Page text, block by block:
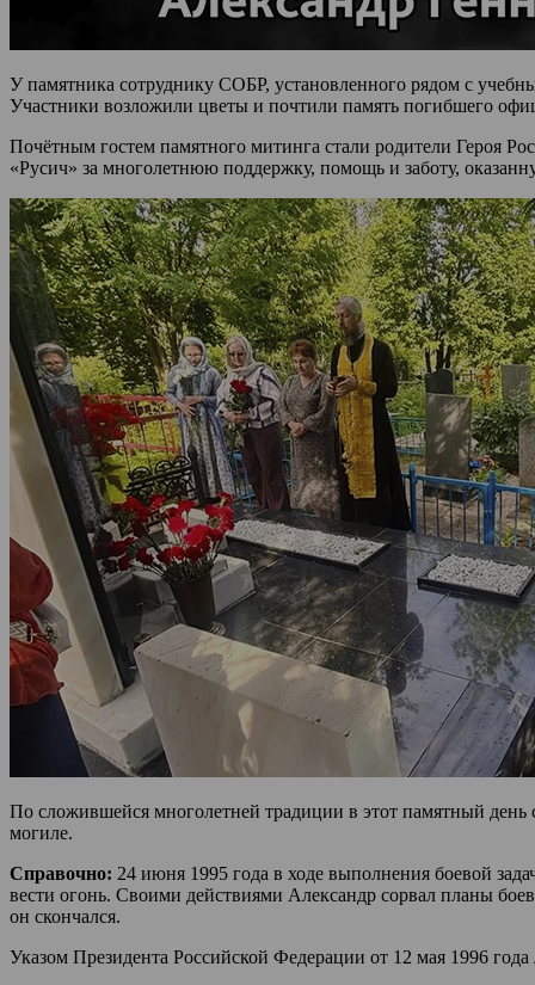
У памятника сотруднику СОБР, установленного рядом с
Участники возложили цветы и почтили память погибшего
Почётным гостем памятного митинга стали родители Героя
«Русич» за многолетнюю поддержку, помощь и заботу,
По сложившейся многолетней традиции в этот памятный
могиле.
Справочно: 24 июня 1995 года в ходе выполнения боевой
вести огонь. Своими действиями Александр сорвал планы
он скончался.
Указом Президента Российской Федерации от 12 мая 1996